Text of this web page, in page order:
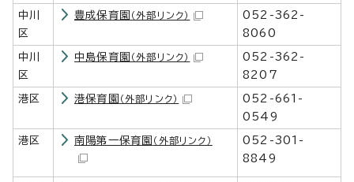
中川
区
豊成保育園 （外部リンク）
052-362-
8060
中川
区
中島保育園 （外部リンク）
052-362-
8207
港区 港保育園 （外部リンク）
052-661-
0549
港区 南陽第一保育園 （外部リンク）
052-301-
8849